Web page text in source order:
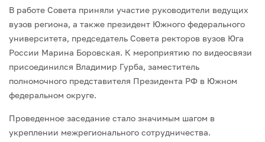
В работе Совета приняли участие руководители ведущих
вузов региона, а также президент Южного федерального
университета, председатель Совета ректоров вузов Юга
России Марина Боровская. К мероприятию по видеосвязи
присоединился Владимир Гурба, заместитель
полномочного представителя Президента РФ в Южном
федеральном округе.
Проведенное заседание стало значимым шагом в
укреплении межрегионального сотрудничества.